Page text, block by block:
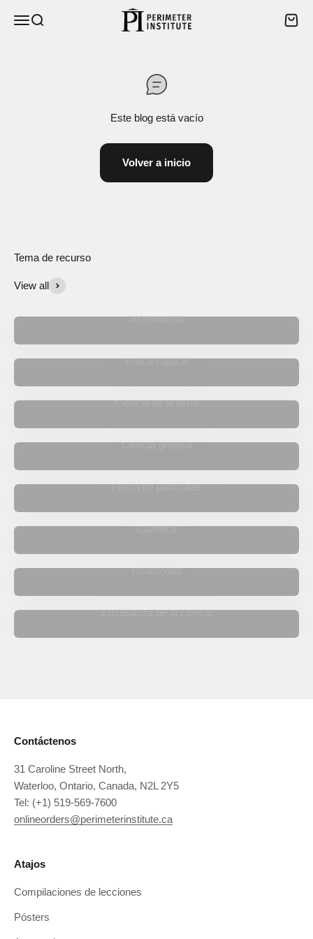
Abrir menú de navegación
Abrir búsqueda Perimeter Institute Abrir
Este blog está vacío
Volver a inicio
View all
Astronomía
Física clásica
Ciencia de la tierra
Ciencia general
Física de partículas
Cuántica
Relatividad
Enseñanza de la ciencia
Contáctenos
31 Caroline Street North,
Waterloo, Ontario, Canada, N2L 2Y5
Tel: (+1) 519-569-7600
onlineorders@perimeterinstitute.ca
Atajos
Compilaciones de lecciones
Pósters